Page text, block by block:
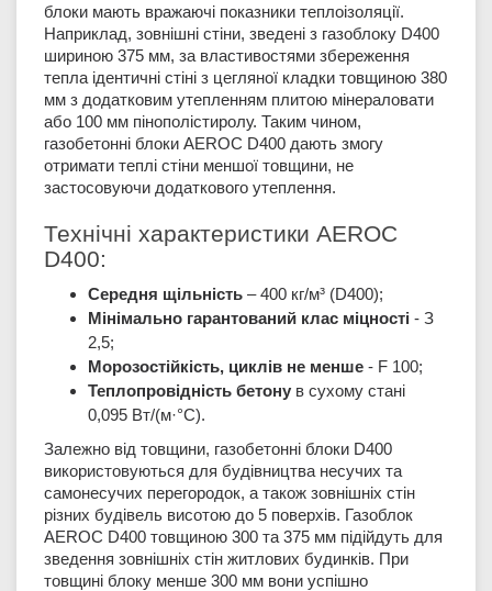
блоки мають вражаючі показники теплоізоляції.
Наприклад, зовнішні стіни, зведені з газоблоку D400
шириною 375 мм, за властивостями збереження
тепла ідентичні стіні з цегляної кладки товщиною 380
мм з додатковим утепленням плитою мінераловати
або 100 мм пінополістиролу. Таким чином,
газобетонні блоки AEROC D400 дають змогу
отримати теплі стіни меншої товщини, не
застосовуючи додаткового утеплення.
Технічні характеристики AEROC
D400:
Середня щільність – 400 кг/м³ (D400);
Мінімально гарантований клас міцності - З
2,5;
Морозостійкість, циклів не менше - F 100;
Теплопровідність бетону в сухому стані
0,095 Вт/(м·°С).
Залежно від товщини, газобетонні блоки D400
використовуються для будівництва несучих та
самонесучих перегородок, а також зовнішніх стін
різних будівель висотою до 5 поверхів. Газоблок
AEROC D400 товщиною 300 та 375 мм підійдуть для
зведення зовнішніх стін житлових будинків. При
товщині блоку менше 300 мм вони успішно